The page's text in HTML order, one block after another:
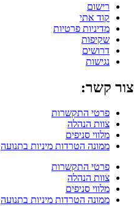
רישום
קוד אתי
מדיניות פרטיות
שקיפות
דרושים
נגישות
צור קשר:
פרטי התקשרות
צוות הנהלה
מלווי סניפים
ממונה הטרדות מיניות בתנועה
פרטי התקשרות
צוות הנהלה
מלווי סניפים
ממונה הטרדות מיניות בתנועה